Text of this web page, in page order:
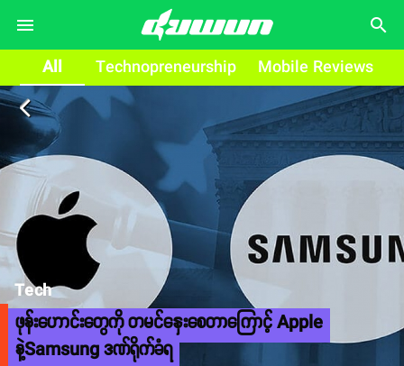
search
All Technopreneurship Mobile Reviews
arrow_back_ios
Tech
ဖုန်းဟောင်းတွေကို တမင်နှေးစေတာကြောင့် Apple
နဲ့Samsung ဒဏ်ရိုက်ခံရ